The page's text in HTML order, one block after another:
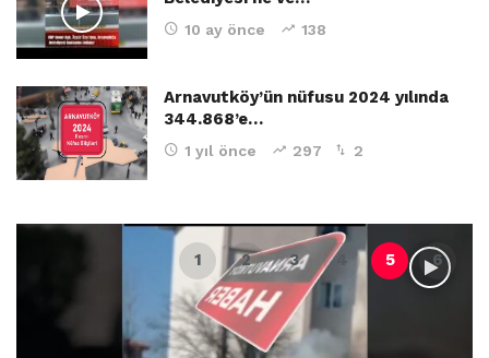
10 ay önce 138
Arnavutköy’ün nüfusu 2024 yılında
344.868’e…
1 yıl önce 297 2